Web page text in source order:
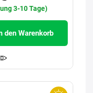
3-10 Tage)
den Warenkorb